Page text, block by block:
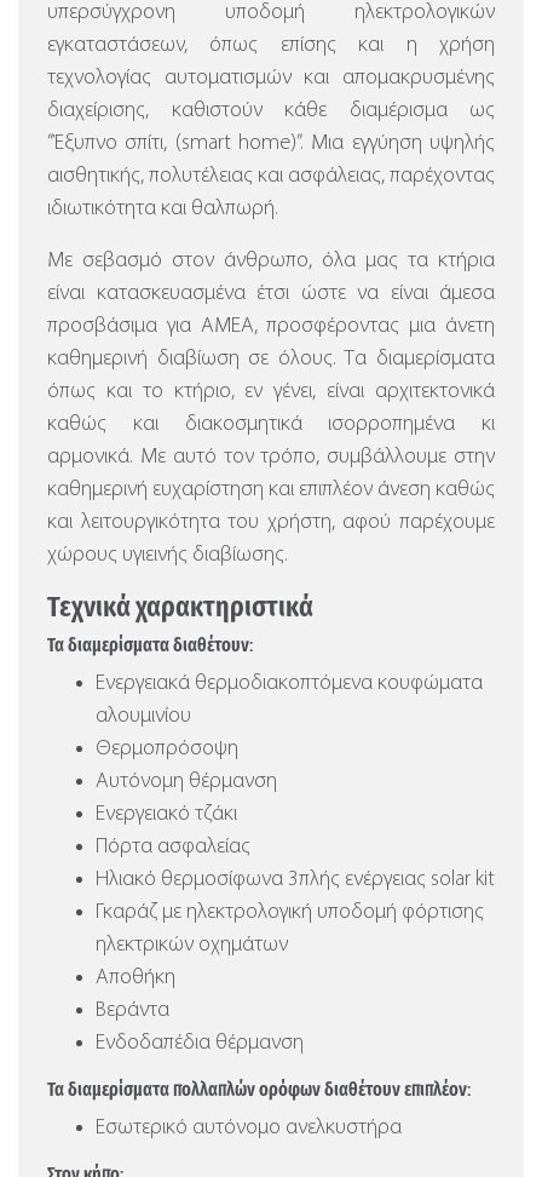
υπερσύγχρονη υποδομή ηλεκτρολογικών
εγκαταστάσεων, όπως επίσης και η χρήση
τεχνολογίας αυτοματισμών και απομακρυσμένης
διαχείρισης, καθιστούν κάθε διαμέρισμα ως
”Έξυπνο σπίτι, (smart home)”. Μια εγγύηση υψηλής
αισθητικής, πολυτέλειας και ασφάλειας, παρέχοντας
ιδιωτικότητα και θαλπωρή.
Με σεβασμό στον άνθρωπο, όλα μας τα κτήρια
είναι κατασκευασμένα έτσι ώστε να είναι άμεσα
προσβάσιμα για ΑΜΕΑ, προσφέροντας μια άνετη
καθημερινή διαβίωση σε όλους. Τα διαμερίσματα
όπως και το κτήριο, εν γένει, είναι αρχιτεκτονικά
καθώς και διακοσμητικά ισορροπημένα κι
αρμονικά. Με αυτό τον τρόπο, συμβάλλουμε στην
καθημερινή ευχαρίστηση και επιπλέον άνεση καθώς
και λειτουργικότητα του χρήστη, αφού παρέχουμε
χώρους υγιεινής διαβίωσης.
Τεχνικά χαρακτηριστικά
Τα διαμερίσματα διαθέτουν:
Ενεργειακά θερμοδιακοπτόμενα κουφώματα
αλουμινίου
Θερμοπρόσοψη
Αυτόνομη θέρμανση
Ενεργειακό τζάκι
Πόρτα ασφαλείας
Ηλιακό θερμοσίφωνα 3πλής ενέργειας solar kit
Γκαράζ με ηλεκτρολογική υποδομή φόρτισης
ηλεκτρικών οχημάτων
Αποθήκη
Βεράντα
Ενδοδαπέδια θέρμανση
Τα διαμερίσματα πολλαπλών ορόφων διαθέτουν επιπλέον:
Εσωτερικό αυτόνομο ανελκυστήρα